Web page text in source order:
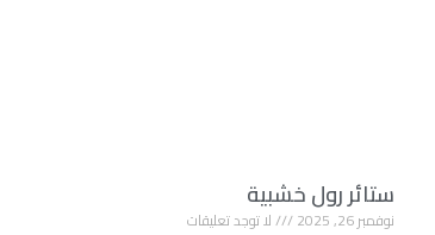
ستائر رول خشبية
نوفمبر 26, 2025 لا توجد تعليقات